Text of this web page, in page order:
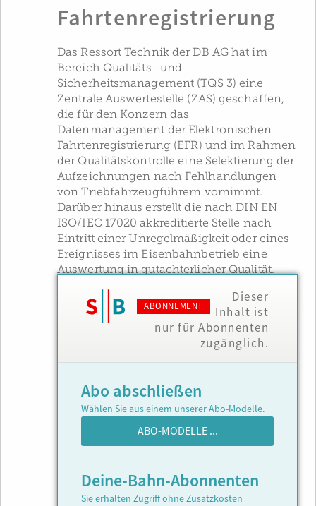
Fahrtenregistrierung
Das Ressort Technik der DB AG hat im
Bereich Qualitäts- und
Sicherheitsmanagement (TQS 3) eine
Zentrale Auswertestelle (ZAS) geschaffen,
die für den Konzern das
Datenmanagement der Elektronischen
Fahrtenregistrierung (EFR) und im Rahmen
der Qualitätskontrolle eine Selektierung der
Aufzeichnungen nach Fehlhandlungen
von Triebfahrzeugführern vornimmt.
Darüber hinaus erstellt die nach DIN EN
ISO/IEC 17020 akkreditierte Stelle nach
Eintritt einer Unregelmäßigkeit oder eines
Ereignisses im Eisenbahnbetrieb eine
Auswertung in gutachterlicher Qualität.
ABONNEMENT
Dieser
Inhalt ist
nur für Abonnenten
zugänglich.
Abo abschließen
Wählen Sie aus einem unserer Abo-Modelle.
ABO-MODELLE ...
Deine-Bahn-Abonnenten
Sie erhalten Zugriff ohne Zusatzkosten